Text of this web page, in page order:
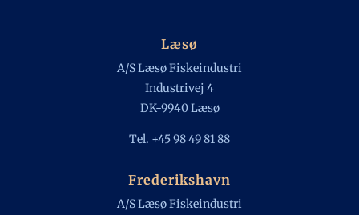
Læsø
A/S Læsø Fiskeindustri
Industrivej 4
DK-9940 Læsø
Tel. +45 98 49 81 88
Frederikshavn
A/S Læsø Fiskeindustri